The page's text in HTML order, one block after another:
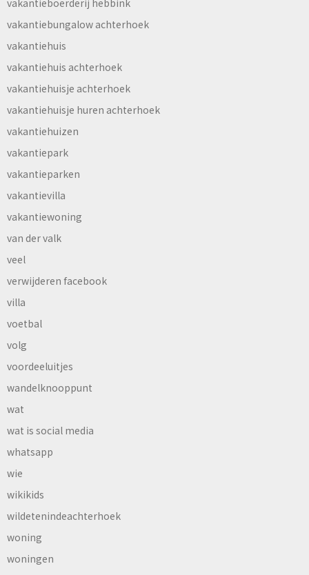
vakantiebungalow achterhoek
vakantiehuis
vakantiehuis achterhoek
vakantiehuisje achterhoek
vakantiehuisje huren achterhoek
vakantiehuizen
vakantiepark
vakantieparken
vakantievilla
vakantiewoning
van der valk
veel
verwijderen facebook
villa
voetbal
volg
voordeeluitjes
wandelknooppunt
wat
wat is social media
whatsapp
wie
wikikids
wildetenindeachterhoek
woning
woningen